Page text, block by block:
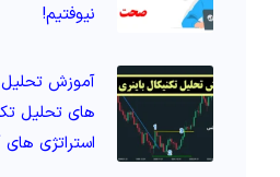
نیوفتیم!
آموزش تحلیل
های تحلیل
استراتژی